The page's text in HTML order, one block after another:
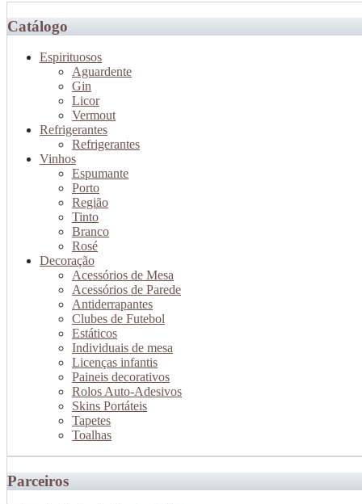
Catálogo
Espirituosos
Aguardente
Gin
Licor
Vermout
Refrigerantes
Refrigerantes
Vinhos
Espumante
Porto
Região
Tinto
Branco
Rosé
Decoração
Acessórios de Mesa
Acessórios de Parede
Antiderrapantes
Clubes de Futebol
Estáticos
Individuais de mesa
Licenças infantis
Paineis decorativos
Rolos Auto-Adesivos
Skins Portáteis
Tapetes
Toalhas
Parceiros